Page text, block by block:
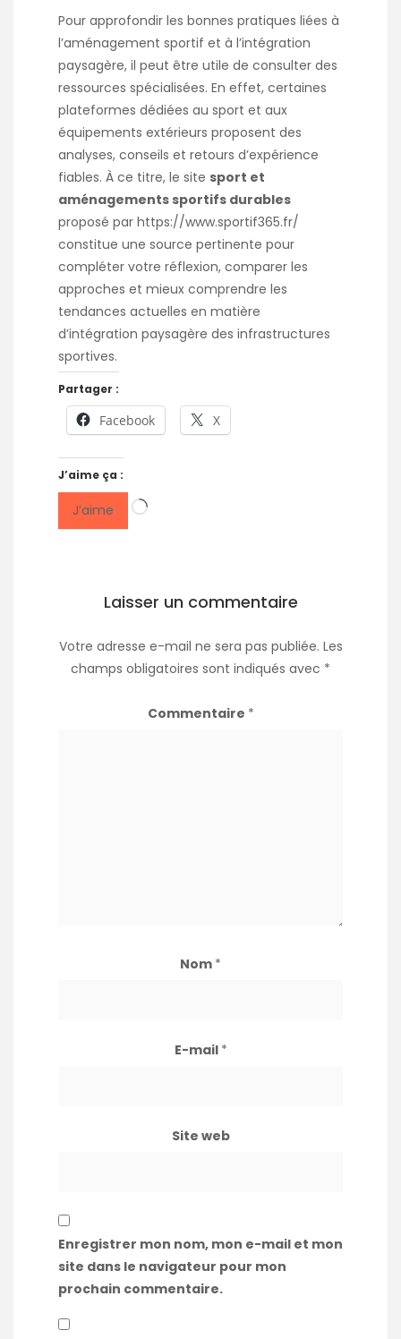
Pour approfondir les bonnes pratiques liées à
l’aménagement sportif et à l’intégration
paysagère, il peut être utile de consulter des
ressources spécialisées. En effet, certaines
plateformes dédiées au sport et aux
équipements extérieurs proposent des
analyses, conseils et retours d’expérience
fiables. À ce titre, le site sport et
aménagements sportifs durables
proposé par https://www.sportif365.fr/
constitue une source pertinente pour
compléter votre réflexion, comparer les
approches et mieux comprendre les
tendances actuelles en matière
d’intégration paysagère des infrastructures
sportives.
Partager :
Facebook X
J’aime ça :
J’aime Chargement…
Laisser un commentaire
Votre adresse e-mail ne sera pas publiée. Les
champs obligatoires sont indiqués avec *
Commentaire *
Nom *
E-mail *
Site web
Enregistrer mon nom, mon e-mail et mon
site dans le navigateur pour mon
prochain commentaire.